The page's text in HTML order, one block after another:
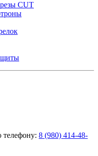
CUT
телефону: 8 (980) 414-48-